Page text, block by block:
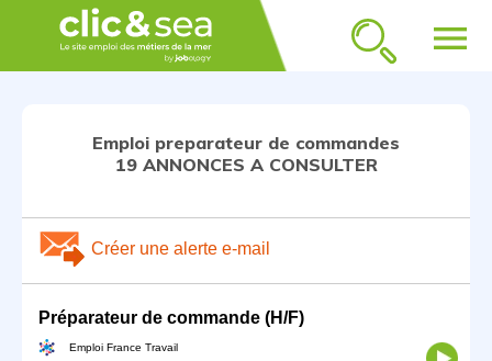
menu
Emploi preparateur de commandes
19 ANNONCES A CONSULTER
Créer une alerte e-mail
Préparateur de commande (H/F)
Emploi France Travail